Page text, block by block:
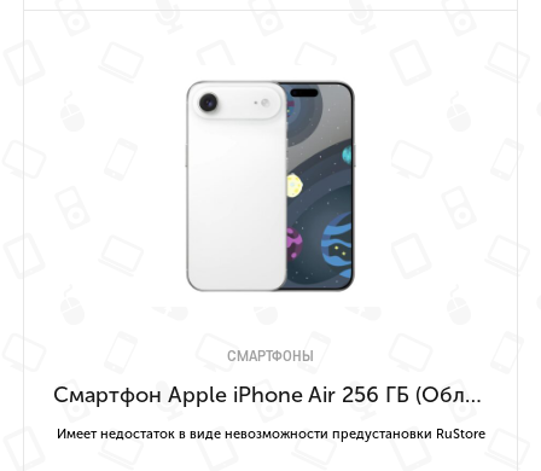
СМАРТФОНЫ
Смартфон Apple iPhone Air 256 ГБ (Облачно-белый | Cloud White) Имеет недостаток в виде невозможности предустановки RuStore
Имеет недостаток в виде невозможности предустановки RuStore